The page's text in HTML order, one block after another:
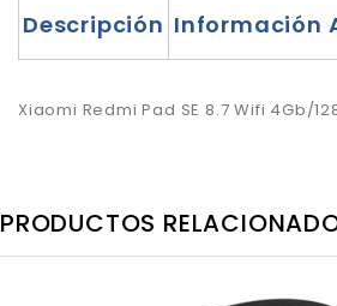
Descripción Información
Xiaomi Redmi Pad SE 8.7 Wifi 4Gb/
PRODUCTOS